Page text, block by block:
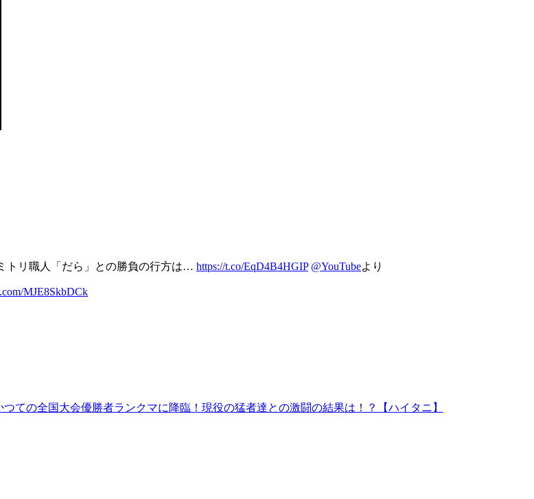
トリ職人「だら」との勝負の行方は… https://t.co/EqD4B4HGIP @YouTubeより
MJE8SkbDCk
つての全国大会優勝者ランクマに降臨！現役の猛者達との激闘の結果は！？【ハイタニ】